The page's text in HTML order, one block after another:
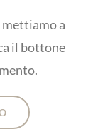
a
il bottone